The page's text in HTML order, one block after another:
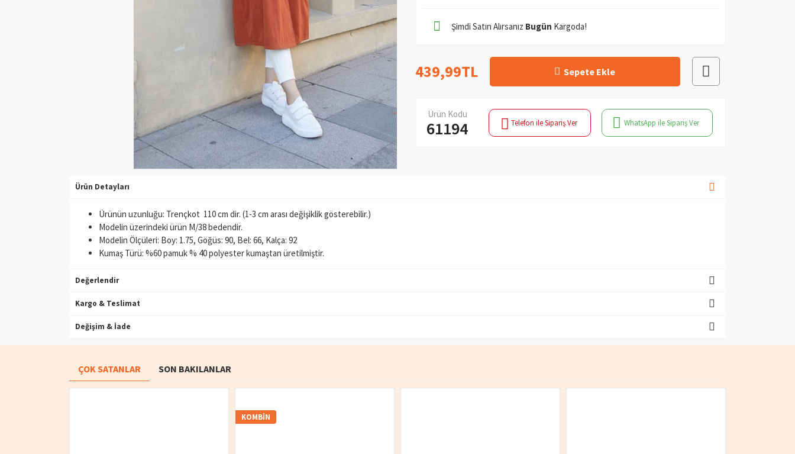
439,99TL Sepete Ekle
Şimdi Satın Alırsanız Bugün Kargoda!
Ürün Kodu
61194 Telefon ile Sipariş Ver WhatsApp ile Sipariş Ver
Ürün Detayları
Ürünün uzunluğu: Trençkot 110 cm dir. (1-3 cm arası değişiklik gösterebilir.)
Modelin üzerindeki ürün M/38 bedendir.
Modelin Ölçüleri: Boy: 1.75, Göğüs: 90, Bel: 66, Kalça: 92
Kumaş Türü: %60 pamuk % 40 polyester kumaştan üretilmiştir.
Değerlendir
Kargo & Teslimat
Değişim & İade
ÇOK SATANLAR SON BAKILANLAR
KOMBIN